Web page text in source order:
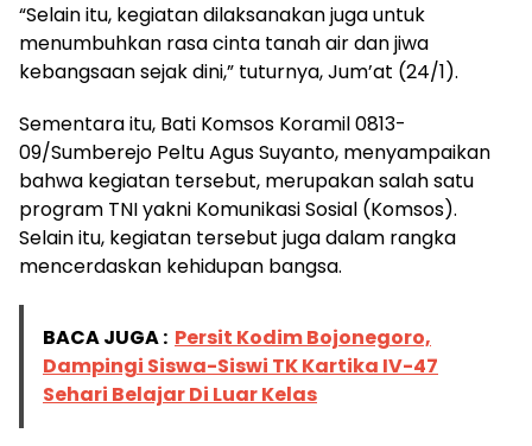
“Selain itu, kegiatan dilaksanakan juga untuk
menumbuhkan rasa cinta tanah air dan jiwa
kebangsaan sejak dini,” tuturnya, Jum’at (24/1).
Sementara itu, Bati Komsos Koramil 0813-
09/Sumberejo Peltu Agus Suyanto, menyampaikan
bahwa kegiatan tersebut, merupakan salah satu
program TNI yakni Komunikasi Sosial (Komsos).
Selain itu, kegiatan tersebut juga dalam rangka
mencerdaskan kehidupan bangsa.
BACA JUGA : Persit Kodim Bojonegoro,
Dampingi Siswa-Siswi TK Kartika IV-47
Sehari Belajar Di Luar Kelas